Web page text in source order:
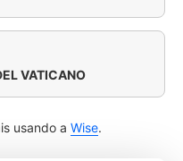
VATICANO
usando a Wise.